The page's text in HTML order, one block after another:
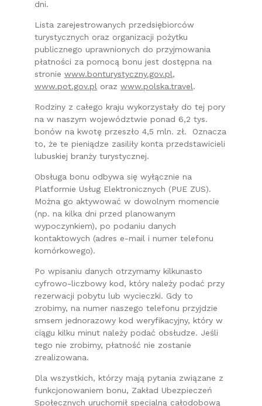
dni.
Lista zarejestrowanych przedsiębiorców
turystycznych oraz organizacji pożytku
publicznego uprawnionych do przyjmowania
płatności za pomocą bonu jest dostępna na
stronie www.bonturystyczny.gov.pl,
www.pot.gov.pl oraz www.polska.travel.
Rodziny z całego kraju wykorzystały do tej pory
na w naszym województwie ponad 6,2 tys.
bonów na kwotę przeszło 4,5 mln. zł. Oznacza
to, że te pieniądze zasiliły konta przedstawicieli
lubuskiej branży turystycznej.
Obsługa bonu odbywa się wyłącznie na
Platformie Usług Elektronicznych (PUE ZUS).
Można go aktywować w dowolnym momencie
(np. na kilka dni przed planowanym
wypoczynkiem), po podaniu danych
kontaktowych (adres e-mail i numer telefonu
komórkowego).
Po wpisaniu danych otrzymamy kilkunasto
cyfrowo-liczbowy kod, który należy podać przy
rezerwacji pobytu lub wycieczki. Gdy to
zrobimy, na numer naszego telefonu przyjdzie
smsem jednorazowy kod weryfikacyjny, który w
ciągu kilku minut należy podać obsłudze. Jeśli
tego nie zrobimy, płatność nie zostanie
zrealizowana.
Dla wszystkich, którzy mają pytania związane z
funkcjonowaniem bonu, Zakład Ubezpieczeń
Społecznych uruchomił specjalną całodobową